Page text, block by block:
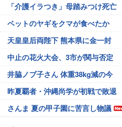
「介護イラつき」母踏みつけ死亡
ペットのヤギをクマが食べたか
天皇皇后両陛下 熊本県に金一封
中止の花火大会、3市が関与否定
井脇ノブ子さん 体重38kg減の今
昨夏覇者・沖縄尚学が初戦で敗退
さんま 夏の甲子園に苦言し物議